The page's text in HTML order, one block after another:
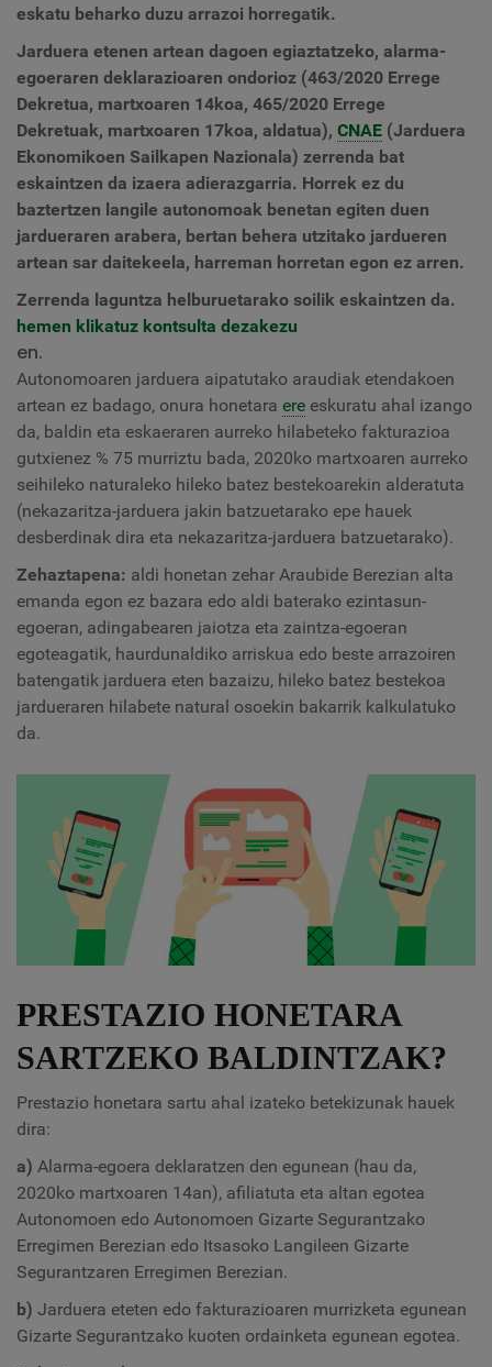
eskatu beharko duzu arrazoi horregatik.
Jarduera etenen artean dagoen egiaztatzeko, alarma-
egoeraren deklarazioaren ondorioz (463/2020 Errege
Dekretua, martxoaren 14koa, 465/2020 Errege
Dekretuak, martxoaren 17koa, aldatua), CNAE (Jarduera
Ekonomikoen Sailkapen Nazionala) zerrenda bat
eskaintzen da izaera adierazgarria. Horrek ez du
baztertzen langile autonomoak benetan egiten duen
jardueraren arabera, bertan behera utzitako jardueren
artean sar daitekeela, harreman horretan egon ez arren.
Zerrenda laguntza helburuetarako soilik eskaintzen da.
hemen klikatuz kontsulta dezakezu
en.
Autonomoaren jarduera aipatutako araudiak etendakoen
artean ez badago, onura honetara ere eskuratu ahal izango
da, baldin eta eskaeraren aurreko hilabeteko fakturazioa
gutxienez % 75 murriztu bada, 2020ko martxoaren aurreko
seihileko naturaleko hileko batez bestekoarekin alderatuta
(nekazaritza-jarduera jakin batzuetarako epe hauek
desberdinak dira eta nekazaritza-jarduera batzuetarako).
Zehaztapena: aldi honetan zehar Araubide Berezian alta
emanda egon ez bazara edo aldi baterako ezintasun-
egoeran, adingabearen jaiotza eta zaintza-egoeran
egoteagatik, haurdunaldiko arriskua edo beste arrazoiren
batengatik jarduera eten bazaizu, hileko batez bestekoa
jardueraren hilabete natural osoekin bakarrik kalkulatuko
da.
PRESTAZIO HONETARA
SARTZEKO BALDINTZAK?
Prestazio honetara sartu ahal izateko betekizunak hauek
dira:
a) Alarma-egoera deklaratzen den egunean (hau da,
2020ko martxoaren 14an), afiliatuta eta altan egotea
Autonomoen edo Autonomoen Gizarte Segurantzako
Erregimen Berezian edo Itsasoko Langileen Gizarte
Segurantzaren Erregimen Berezian.
b) Jarduera eteten edo fakturazioaren murrizketa egunean
Gizarte Segurantzako kuoten ordainketa egunean egotea.